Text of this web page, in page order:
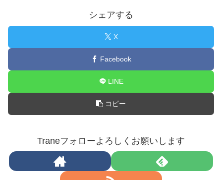
シェアする
X
Facebook
LINE
コピー
Traneフォローよろしくお願いします